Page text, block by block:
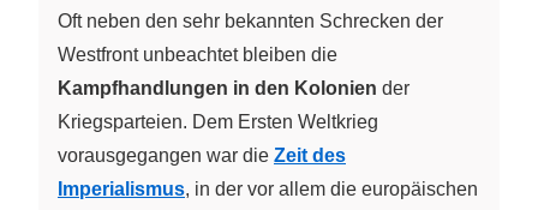
Oft neben den sehr bekannten Schrecken der
Westfront unbeachtet bleiben die
Kampfhandlungen in den Kolonien der
Kriegsparteien. Dem Ersten Weltkrieg
vorausgegangen war die Zeit des
Imperialismus, in der vor allem die europäischen